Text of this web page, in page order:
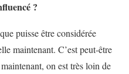
?
puisse être considérée
maintenant. C’est peut-être
on est très loin de